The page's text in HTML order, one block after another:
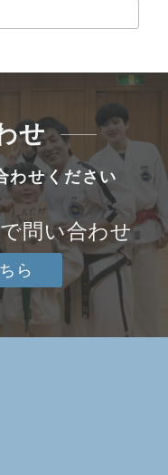
せ
わせください
問い合わせ
ら